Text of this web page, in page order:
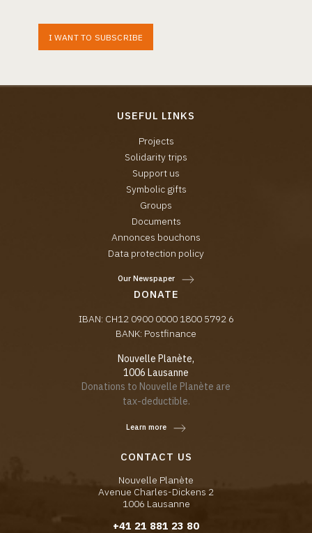
I WANT TO SUBSCRIBE
USEFUL LINKS
Projects
Solidarity trips
Support us
Symbolic gifts
Groups
Documents
Annonces bouchons
Data protection policy
Our Newspaper
DONATE
IBAN: CH12 0900 0000 1800 5792 6
BANK: Postfinance
Nouvelle Planète,
1006 Lausanne
Donations to Nouvelle Planète are
tax-deductible.
Learn more
CONTACT US
Nouvelle Planète
Avenue Charles-Dickens 2
1006 Lausanne
+41 21 881 23 80